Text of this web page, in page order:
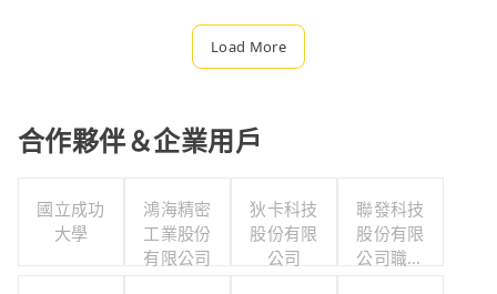
Load More
合作夥伴＆企業用戶
國立成功
大學
鴻海精密
工業股份
有限公司
狄卡科技
股份有限
公司
聯發科技
股份有限
公司職工